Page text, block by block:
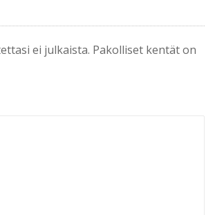
ei julkaista. Pakolliset kentät on